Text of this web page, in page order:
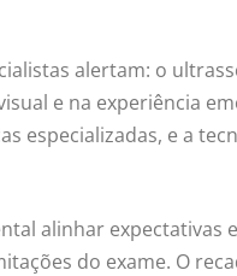
alertam: o
e na experiência
especializadas, e a
alinhar expectativas
do exame. O